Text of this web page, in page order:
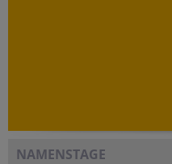
NAMENSTAGE